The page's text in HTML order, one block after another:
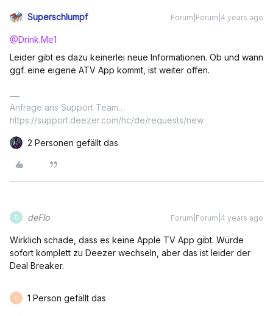
Superschlumpf Forum|Forum|4 years ago
@Drink.Me1
Leider gibt es dazu keinerlei neue Informationen. Ob und wann
ggf. eine eigene ATV App kommt, ist weiter offen.
Anfrage ans Support Team…
https://support.deezer.com/hc/de/requests/new
2 Personen gefällt das
D deFlo Forum|Forum|4 years ago
Wirklich schade, dass es keine Apple TV App gibt. Würde
sofort komplett zu Deezer wechseln, aber das ist leider der
Deal Breaker.
E 1 Person gefällt das